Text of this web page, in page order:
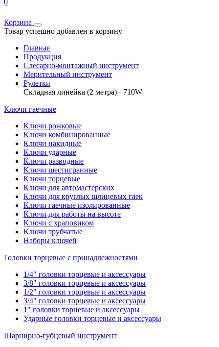
Корзина
Товар успешно добавлен в корзину
Главная
Продукция
Слесарно-монтажный инструмент
Мерительный инструмент
Рулетки
Складная линейка (2 метра) - 710W
Ключи гаечные
Ключи рожковые
Ключи комбинированные
Ключи накидные
Ключи ударные
Ключи разводные
Ключи шестигранные
Ключи торцевые
Ключи для автомастерских
Ключи для круглых шлицевых гаек
Ключи гаечные изолированные
Ключи для работы на высоте
Ключи с храповиком
Ключи трубчатые
Наборы ключей
Головки торцевые с принадлежностями
1/4" головки торцевые и аксессуары
3/8" головки торцевые и аксессуары
1/2" головки торцевые и аксессуары
3/4" головки торцевые и аксессуары
1" головки торцевые и аксессуары
Ударные головки торцевые и аксессуары
Шарнирно-губцевый инструмент